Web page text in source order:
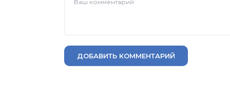
ДОБАВИТЬ КОММЕНТАРИЙ